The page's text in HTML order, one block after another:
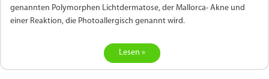
genannten Polymorphen Lichtdermatose, der Mallorca- Akne und
einer Reaktion, die Photoallergisch genannt wird.
Lesen »